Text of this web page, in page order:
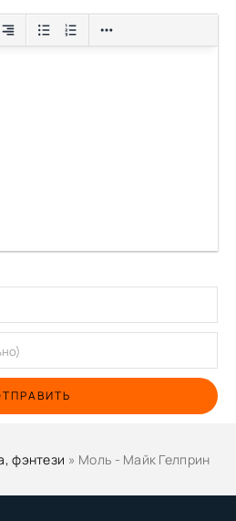
фэнтези » Моль - Майк Гелприн